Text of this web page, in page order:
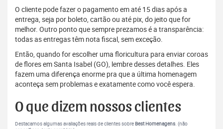
O cliente pode fazer o pagamento em até 15 dias após a
entrega, seja por boleto, cartão ou até pix, do jeito que for
melhor. Outro ponto que sempre prezamos é a transparência:
todas as entregas têm nota fiscal, sem exceção.
Então, quando for escolher uma floricultura para enviar coroas
de flores em Santa Isabel (GO), lembre desses detalhes. Eles
fazem uma diferença enorme pra que a última homenagem
aconteça sem problemas e exatamente como você espera.
O que dizem nossos clientes
Destacamos algumas avaliações reais de clientes sobre Best Homenagens. (não